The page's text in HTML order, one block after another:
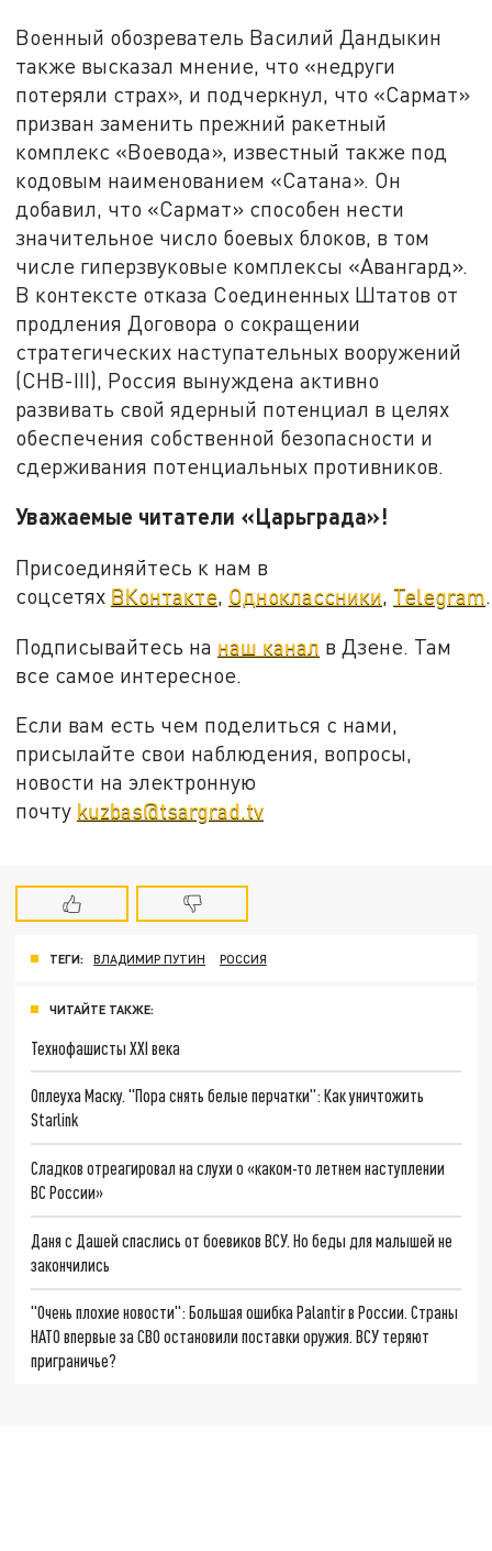
Военный обозреватель Василий Дандыкин
также высказал мнение, что «недруги
потеряли страх», и подчеркнул, что «Сармат»
призван заменить прежний ракетный
комплекс «Воевода», известный также под
кодовым наименованием «Сатана». Он
добавил, что «Сармат» способен нести
значительное число боевых блоков, в том
числе гиперзвуковые комплексы «Авангард».
В контексте отказа Соединенных Штатов от
продления Договора о сокращении
стратегических наступательных вооружений
(СНВ-III), Россия вынуждена активно
развивать свой ядерный потенциал в целях
обеспечения собственной безопасности и
сдерживания потенциальных противников.
Уважаемые читатели «Царьграда»!
Присоединяйтесь к нам в
соцсетях ВКонтакте, Одноклассники, Telegram.
Подписывайтесь на наш канал в Дзене. Там
все самое интересное.
Если вам есть чем поделиться с нами,
присылайте свои наблюдения, вопросы,
новости на электронную
почту kuzbas@tsargrad.tv
ТЕГИ: ВЛАДИМИР ПУТИН РОССИЯ
ЧИТАЙТЕ ТАКЖЕ:
Технофашисты XXI века
Оплеуха Маску. "Пора снять белые перчатки": Как уничтожить
Starlink
Сладков отреагировал на слухи о «каком-то летнем наступлении
ВС России»
Даня с Дашей спаслись от боевиков ВСУ. Но беды для малышей не
закончились
"Очень плохие новости": Большая ошибка Palantir в России. Страны
НАТО впервые за СВО остановили поставки оружия. ВСУ теряют
приграничье?